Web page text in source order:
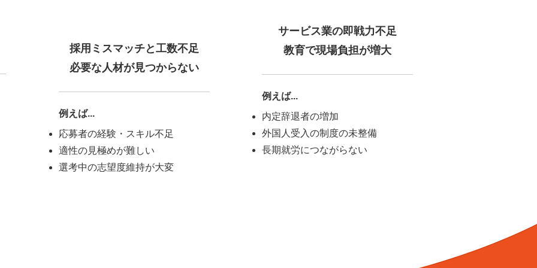
採用ミスマッチと工数不足
必要な人材が見つからない
​例えば...​
応募者の経験・スキル不足
適性の見極めが難しい
選考中の志望度維持が大変
サービス業の即戦力不足
教育で現場負担が増大
​例えば...​
内定辞退者の増加
外国人受入の制度の未整備
長期就労につながらない